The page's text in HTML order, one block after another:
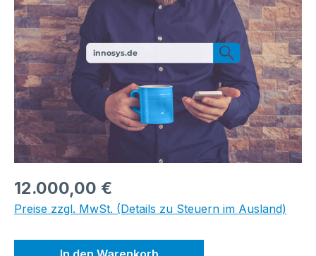
innosys.de
Regulärer Preis:
12.000,00 €
Preise zzgl. MwSt. (Details zu Steuern im Ausland)